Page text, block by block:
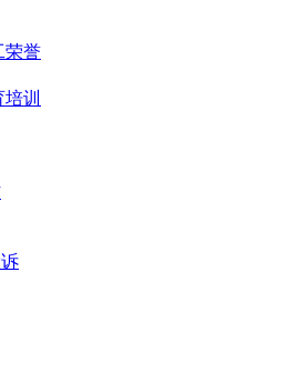
荣誉
训